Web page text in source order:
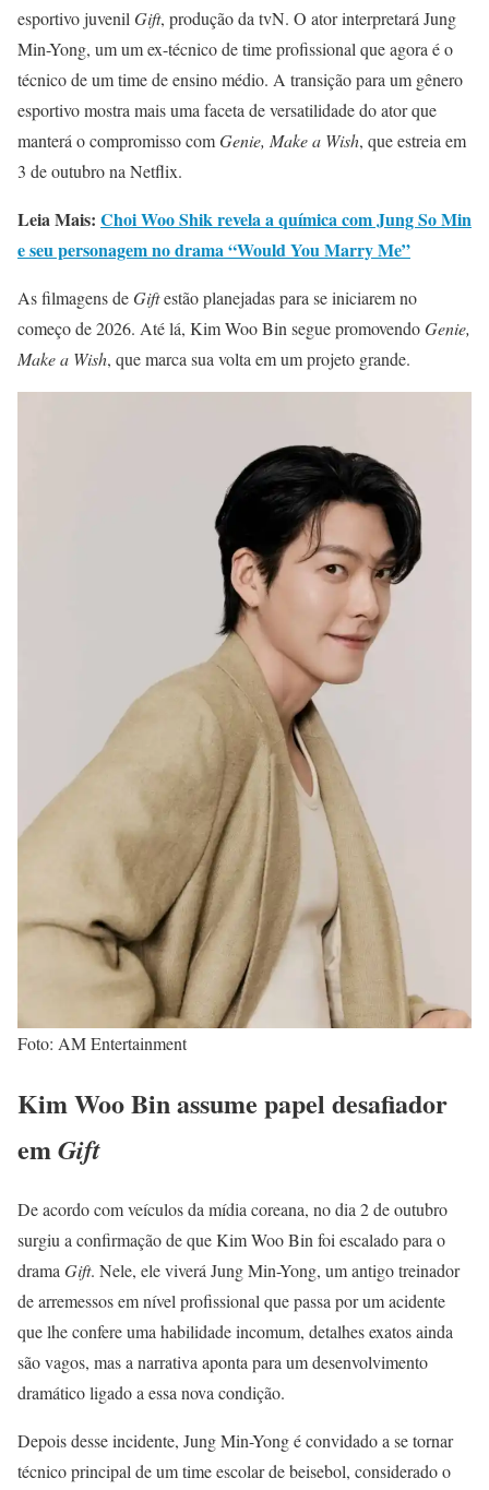
esportivo juvenil Gift, produção da tvN. O ator interpretará Jung
Min-Yong, um um ex-técnico de time profissional que agora é o
técnico de um time de ensino médio. A transição para um gênero
esportivo mostra mais uma faceta de versatilidade do ator que
manterá o compromisso comGenie, Make a Wish, que estreia em
3 de outubro na Netflix.
Leia Mais: Choi Woo Shik revela a química com Jung So Min
e seu personagem no drama “Would You Marry Me”
As filmagens deGiftestão planejadas para se iniciarem no
começo de 2026. Até lá, Kim Woo Bin segue promovendoGenie,
Make a Wish, que marca sua volta em um projeto grande.
Foto: AM Entertainment
Kim Woo Bin assume papel desafiador
emGift
De acordo com veículos da mídia coreana, no dia 2 de outubro
surgiu a confirmação de que Kim Woo Bin foi escalado para o
drama Gift. Nele, ele viverá Jung Min-Yong, um antigo treinador
de arremessos em nível profissional que passa por um acidente
que lhe confere uma habilidade incomum, detalhes exatos ainda
são vagos, mas a narrativa aponta para um desenvolvimento
dramático ligado a essa nova condição.
Depois desse incidente, Jung Min-Yong é convidado a se tornar
técnico principal de um time escolar de beisebol, considerado o